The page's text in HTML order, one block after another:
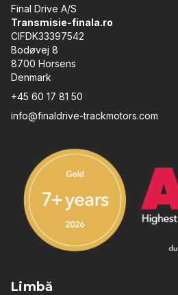
Final Drive A/S
Transmisie-finala.ro
CIFDK33397542
Bodøvej 8
8700 Horsens
Denmark
+45 60 17 81 50
info@finaldrive-trackmotors.com
Limbă